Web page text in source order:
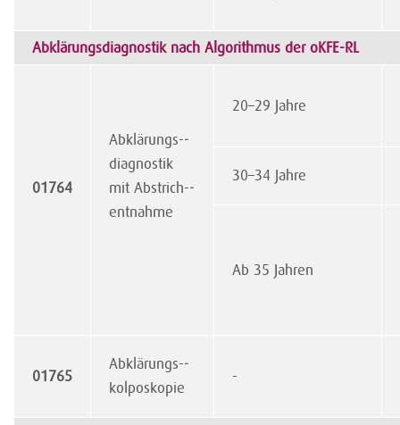
Abklärungsdiagnostik nach Algorithmus der oKFE-RL
01764
Abklärungs-­
diagnostik
mit Abstrich-­
entnahme
20–29 Jahre
30–34 Jahre
Ab 35 Jahren
01765
Abklärungs-­­
kolposkopie
-